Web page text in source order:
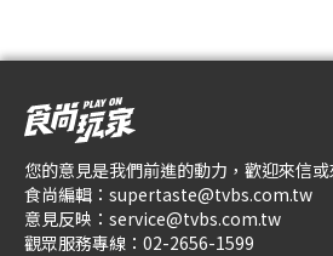
您的意見是我們前進的動力，歡迎來信
食尚編輯： supertaste@tvbs.com.tw
意見反映： service@tvbs.com.tw
觀眾服務專線： 02-2656-1599